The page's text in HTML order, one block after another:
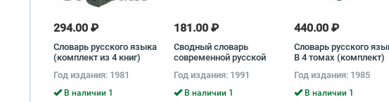
294.00 ₽
Словарь русского языка
(комплект из 4 книг)
Год издания: 1981
В наличии 1
181.00 ₽
Сводный словарь
современной русской
книг)
Год издания: 1991
В наличии 1
440.00 ₽
Словарь русского
В 4 томах (комплект)
Год издания: 1985
В наличии 1